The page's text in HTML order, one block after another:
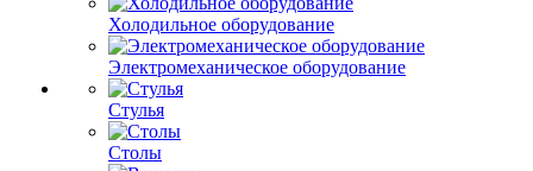
Холодильное оборудование
Электромеханическое оборудование
Стулья
Столы